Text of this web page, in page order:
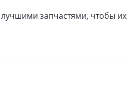
запчастями, чтобы их